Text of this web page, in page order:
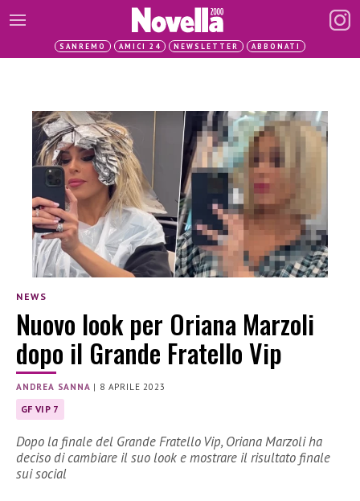
SANREMO AMICI 24 NEWSLETTER ABBONATI
NEWS
Nuovo look per Oriana Marzoli
dopo il Grande Fratello Vip
ANDREA SANNA | 8 APRILE 2023
GF VIP 7
Dopo la finale del Grande Fratello Vip, Oriana Marzoli ha
deciso di cambiare il suo look e mostrare il risultato finale
sui social